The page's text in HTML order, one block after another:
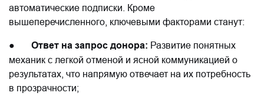
автоматические подписки. Кроме
вышеперечисленного, ключевыми факторами станут:
● Ответ на запрос донора: Развитие понятных
механик с легкой отменой и ясной коммуникацией о
результатах, что напрямую отвечает на их потребность
в прозрачности;